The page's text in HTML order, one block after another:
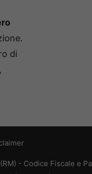
di
,
- Codice Fiscale e